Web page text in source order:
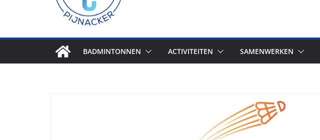
BADMINTONNEN ACTIVITEITEN SAMENWERKEN